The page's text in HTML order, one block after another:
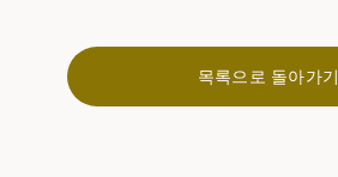
목록으로 돌아가기